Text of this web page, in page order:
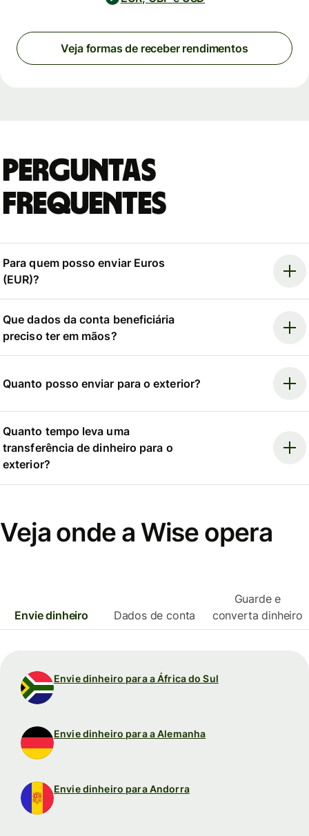
Veja formas de receber rendimentos
Perguntas
Frequentes
Para quem posso enviar Euros
(EUR)?
Que dados da conta beneficiária
preciso ter em mãos?
Quanto posso enviar para o exterior?
Quanto tempo leva uma
transferência de dinheiro para o
exterior?
Veja onde a Wise opera
Envie dinheiro Dados de conta
Guarde e
converta dinheiro
Envie dinheiro para a África do Sul
Envie dinheiro para a Alemanha
Envie dinheiro para Andorra